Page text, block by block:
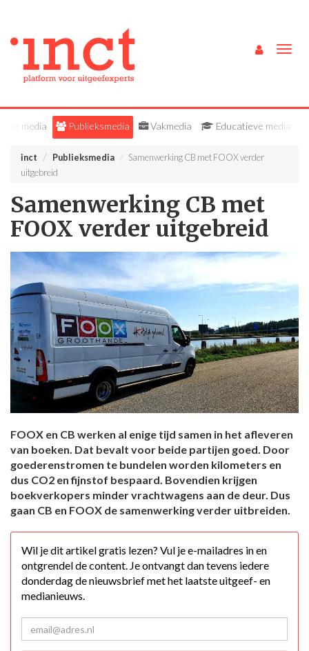
Alle media Publieksmedia Vakmedia Educatieve media
inct Publieksmedia
Samenwerking CB met FOOX verder
uitgebreid
Samenwerking CB met
FOOX verder uitgebreid
FOOX en CB werken al enige tijd samen in het afleveren
van boeken. Dat bevalt voor beide partijen goed. Door
goederenstromen te bundelen worden kilometers en
dus CO2 en fijnstof bespaard. Bovendien krijgen
boekverkopers minder vrachtwagens aan de deur. Dus
gaan CB en FOOX de samenwerking verder uitbreiden.
Wil je dit artikel gratis lezen? Vul je e-mailadres in en
ontgrendel de content. Je ontvangt dan tevens iedere
donderdag de nieuwsbrief met het laatste uitgeef- en
medianieuws.